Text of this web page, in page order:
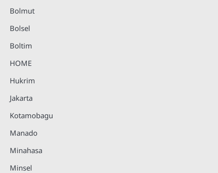
Bolmut
Bolsel
Boltim
HOME
Hukrim
Jakarta
Kotamobagu
Manado
Minahasa
Minsel